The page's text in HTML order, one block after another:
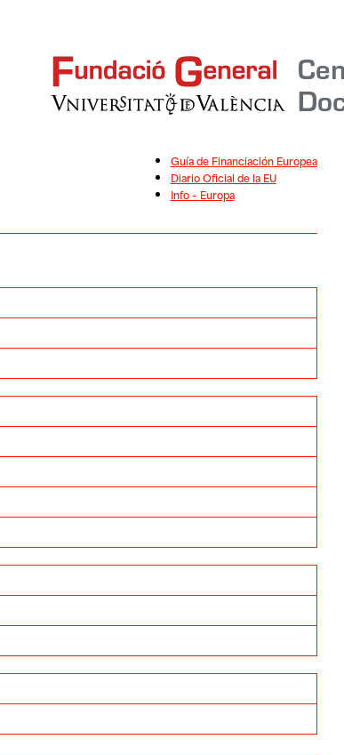
Guía de Financiación Europea
Diario Oficial de la EU
Info – Europa